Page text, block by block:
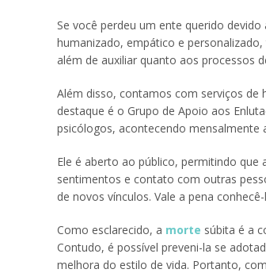
Se você perdeu um ente querido
humanizado, empático e
além de auxiliar quanto aos processos
Além disso, contamos com serviços
destaque é o Grupo de Apoio aos
psicólogos, acontecendo mensalmente
Ele é aberto ao público, permitindo
sentimentos e contato com outras
de novos vínculos. Vale a pena
Como esclarecido, a morte súbita é a
Contudo, é possível preveni-la se
melhora do estilo de vida. Portanto,